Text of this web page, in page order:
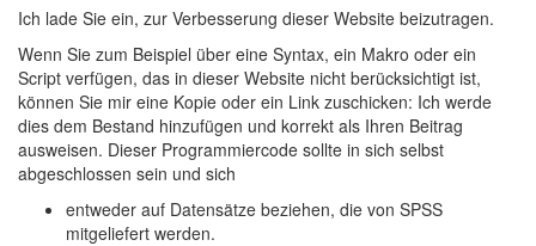
Ich lade Sie ein, zur Verbesserung dieser Website beizutragen.
Wenn Sie zum Beispiel über eine Syntax, ein Makro oder ein
Script verfügen, das in dieser Website nicht berücksichtigt ist,
können Sie mir eine Kopie oder ein Link zuschicken: Ich werde
dies dem Bestand hinzufügen und korrekt als Ihren Beitrag
ausweisen. Dieser Programmiercode sollte in sich selbst
abgeschlossen sein und sich
entweder auf Datensätze beziehen, die von SPSS
mitgeliefert werden.